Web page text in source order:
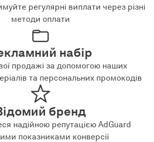
регулярні виплати через різні
методи оплати
набір
продажі за допомогою наших
та персональних промокодів
бренд
надійною репутацією AdGuard
показниками конверсії